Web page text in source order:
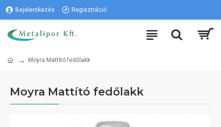
Bejelentkezés Regisztráció
Moyra Mattító fedőlakk
Moyra Mattító fedőlakk